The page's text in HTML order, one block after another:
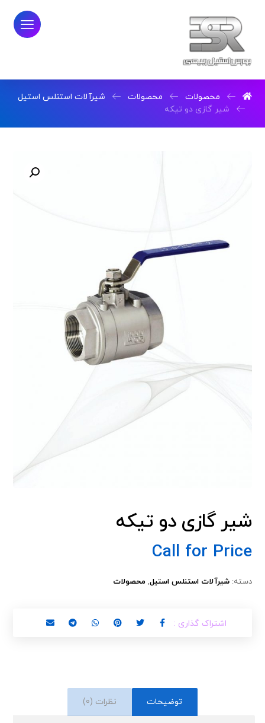
محصولات محصولات
شیرآلات استنلس استیل
شیر گازی دو تیکه
شیر گازی دو تیکه
Call for Price
دسته:شیرآلات استنلس استیل,محصولات
توضیحات نظرات (0)